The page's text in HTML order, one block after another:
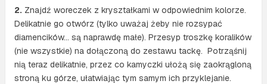
2.Znajdź woreczek z kryształkami w odpowiednim kolorze.
Delikatnie go otwórz (tylko uważaj żeby nie rozsypać
diamencików… są naprawdę małe). Przesyp troszkę koralików
(nie wszystkie) na dołączoną do zestawu tackę. Potrząśnij
nią teraz delikatnie, przez co kamyczki ułożą się zaokrągloną
stroną ku górze, ułatwiając tym samym ich przyklejanie.